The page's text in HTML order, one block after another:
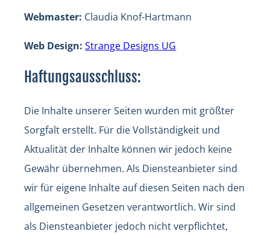
Webmaster: Claudia Knof-Hartmann
Web Design: Strange Designs UG
Haftungsausschluss:
Die Inhalte unserer Seiten wurden mit größter
Sorgfalt erstellt. Für die Vollständigkeit und
Aktualität der Inhalte können wir jedoch keine
Gewähr übernehmen. Als Diensteanbieter sind
wir für eigene Inhalte auf diesen Seiten nach den
allgemeinen Gesetzen verantwortlich. Wir sind
als Diensteanbieter jedoch nicht verpflichtet,